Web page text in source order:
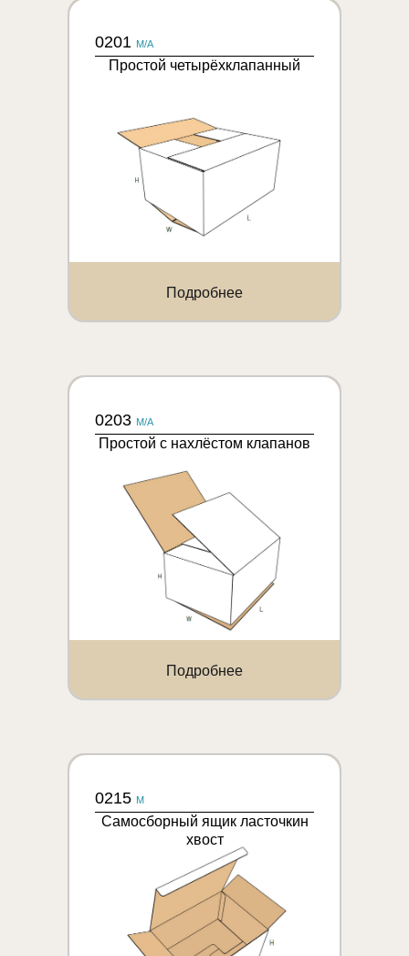
0201 M/A
Простой четырёхклапанный
Подробнее
0203 M/A
Простой с нахлёстом клапанов
Подробнее
0215 M
Самосборный ящик ласточкин
хвост